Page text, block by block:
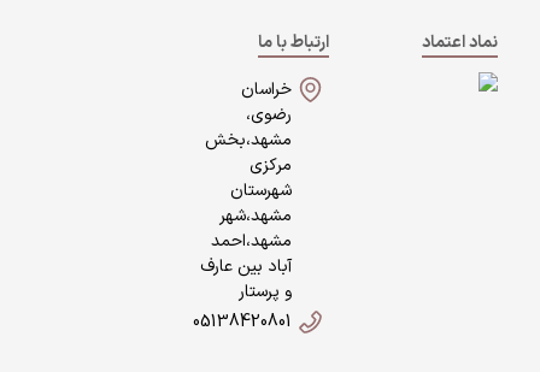
نماد اعتماد
ارتباط با ما
خراسان
رضوی،
مشهد،بخش
مرکزی
شهرستان
مشهد،شهر
مشهد،احمد
آباد بین عارف
و پرستار
05138420801